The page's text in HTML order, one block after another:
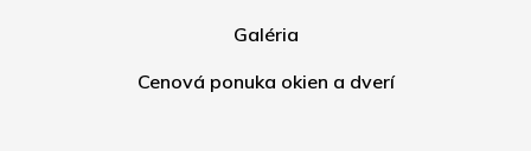
Galéria
Cenová ponuka okien a dverí